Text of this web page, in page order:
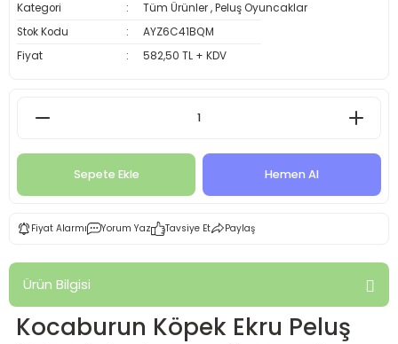
Kategori Tüm Ürünler,Peluş Oyuncaklar
Stok Kodu
AYZ6C41BQM
Fiyat
582,50 TL + KDV
Sepete Ekle Hemen Al
Fiyat Alarmı Yorum Yaz Tavsiye Et Paylaş
Ürün Bilgisi
Kocaburun Köpek Ekru Peluş